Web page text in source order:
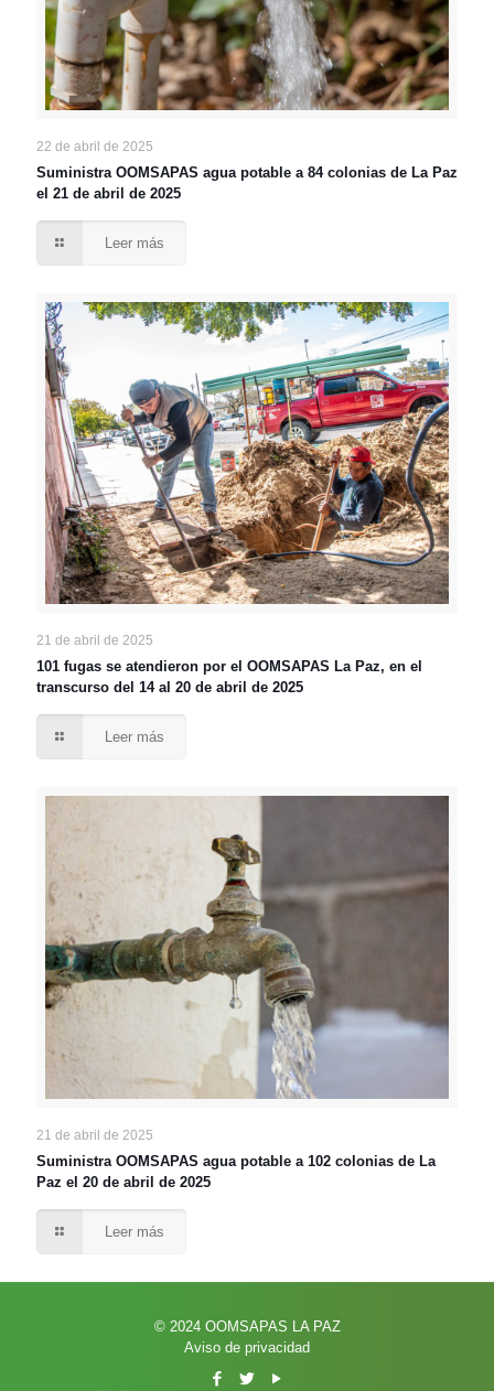
22 de abril de 2025
Suministra OOMSAPAS agua potable a 84 colonias de La Paz
el 21 de abril de 2025
Leer más
21 de abril de 2025
101 fugas se atendieron por el OOMSAPAS La Paz, en el
transcurso del 14 al 20 de abril de 2025
Leer más
21 de abril de 2025
Suministra OOMSAPAS agua potable a 102 colonias de La
Paz el 20 de abril de 2025
Leer más
© 2024 OOMSAPAS LA PAZ
Aviso de privacidad